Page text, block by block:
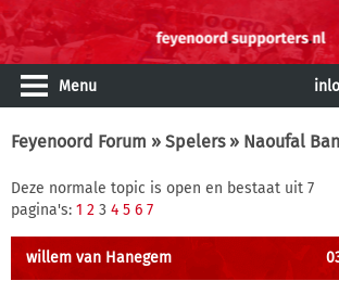
Menu
Feyenoord Forum » Spelers» Naoufal
Deze normale topic is open en bestaat uit 7
pagina's: 1 2 3 4 5 6 7
willem van Hanegem